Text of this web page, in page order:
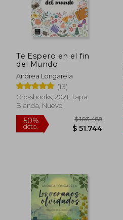
$ 31.100
Te Espero en el fin
del Mundo
Andrea Longarela
(13)
Crossbooks, 2021, Tapa
Blanda, Nuevo